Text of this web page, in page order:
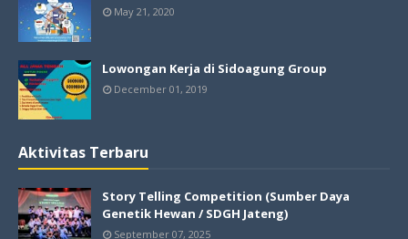
May 21, 2020
Lowongan Kerja di Sidoagung Group
December 01, 2019
Aktivitas Terbaru
Story Telling Competition (Sumber Daya
Genetik Hewan / SDGH Jateng)
September 07, 2025